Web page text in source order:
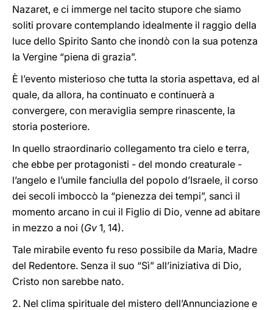
Nazaret, e ci immerge nel tacito stupore che siamo
soliti provare contemplando idealmente il raggio della
luce dello Spirito Santo che inondò con la sua potenza
la Vergine “piena di grazia”.
È l’evento misterioso che tutta la storia aspettava, ed al
quale, da allora, ha continuato e continuerà a
convergere, con meraviglia sempre rinascente, la
storia posteriore.
In quello straordinario collegamento tra cielo e terra,
che ebbe per protagonisti - del mondo creaturale -
l’angelo e l’umile fanciulla del popolo d’Israele, il corso
dei secoli imboccò la “pienezza dei tempi”, sancì il
momento arcano in cui il Figlio di Dio, venne ad abitare
in mezzo a noi (Gv 1, 14).
Tale mirabile evento fu reso possibile da Maria, Madre
del Redentore. Senza il suo “Sì” all’iniziativa di Dio,
Cristo non sarebbe nato.
2. Nel clima spirituale del mistero dell’Annunciazione e